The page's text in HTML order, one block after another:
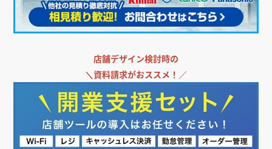
店舗デザイン検討時の
＼資料請求がおススメ！／